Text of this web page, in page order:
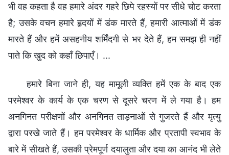
भी वह कहता है वह हमारे अंदर गहरे छिपे रहस्यों पर सीधे चोट करता
है; उसके वचन हमारे हृदयों में डंक मारते हैं, हमारी आत्माओं में डंक
मारते हैं और हमें असहनीय शर्मिंदगी से भर देते हैं, हम समझ ही नहीं
पाते कि खुद को कहाँ छिपाएँ। ...
हमारे बिना जाने ही, यह मामूली व्यक्ति हमें एक के बाद एक
परमेश्वर के कार्य के एक चरण से दूसरे चरण में ले गया है। हम
अनगिनत परीक्षणों और अनगिनत ताड़नाओं से गुजरते हैं और मृत्यु
द्वारा परखे जाते हैं। हम परमेश्वर के धार्मिक और प्रतापी स्वभाव के
बारे में सीखते हैं, उसकी प्रेमपूर्ण दयालुता और दया का आनंद भी लेते